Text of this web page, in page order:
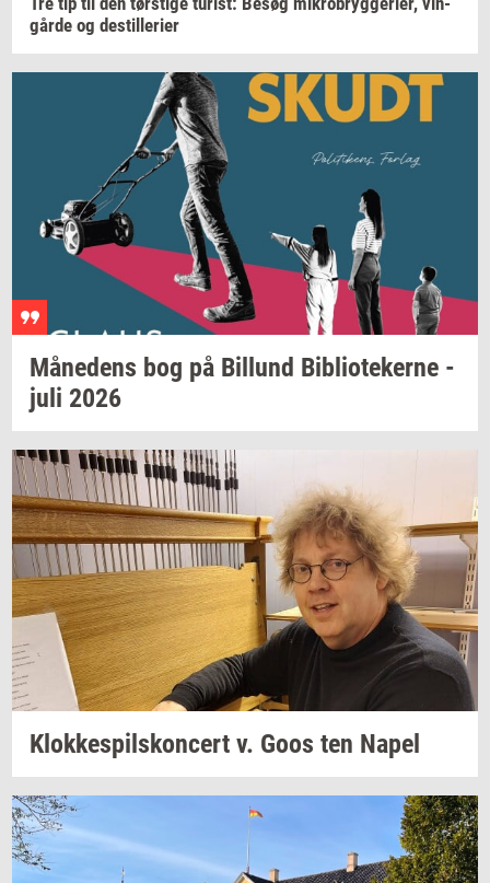
går­de og destil­le­ri­er
Må­ne­dens bog på Bil­lund Bi­bli­o­te­ker­ne -
juli 2026
Klok­ke­spils­kon­cert v. Goos ten Napel